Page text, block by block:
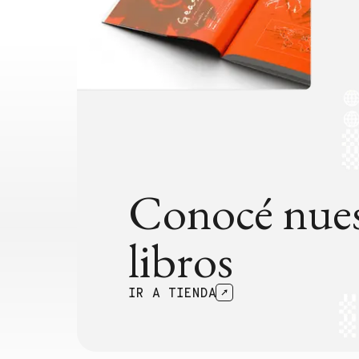
Conocé
libros
IR A TIENDA